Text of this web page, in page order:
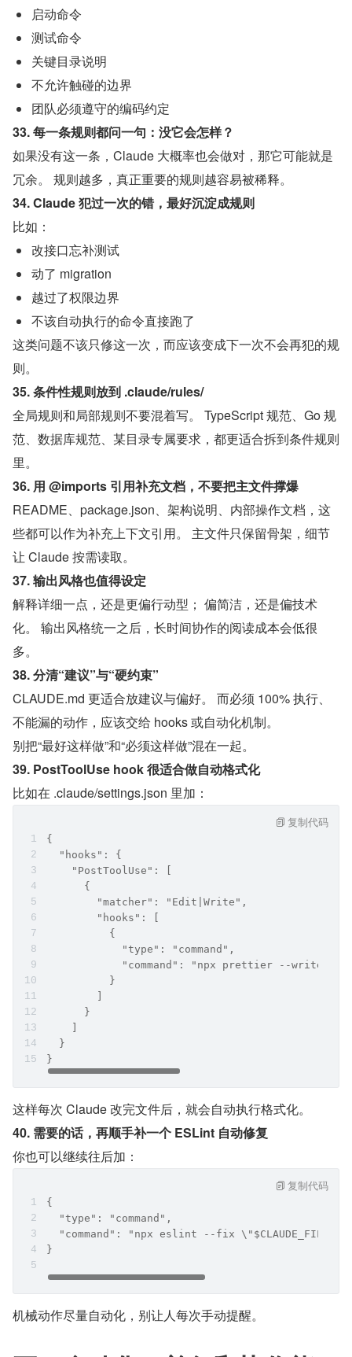
启动命令
测试命令
关键目录说明
不允许触碰的边界
团队必须遵守的编码约定
33. 每一条规则都问一句：没它会怎样？
如果没有这一条，Claude 大概率也会做对，那它可能就是
冗余。 规则越多，真正重要的规则越容易被稀释。
34. Claude 犯过一次的错，最好沉淀成规则
比如：
改接口忘补测试
动了 migration
越过了权限边界
不该自动执行的命令直接跑了
这类问题不该只修这一次，而应该变成下一次不会再犯的规
则。
35. 条件性规则放到 .claude/rules/
全局规则和局部规则不要混着写。 TypeScript 规范、Go 规
范、数据库规范、某目录专属要求，都更适合拆到条件规则
里。
36. 用 @imports 引用补充文档，不要把主文件撑爆
README、package.json、架构说明、内部操作文档，这
些都可以作为补充上下文引用。 主文件只保留骨架，细节
让 Claude 按需读取。
37. 输出风格也值得设定
解释详细一点，还是更偏行动型； 偏简洁，还是偏技术
化。 输出风格统一之后，长时间协作的阅读成本会低很
多。
38. 分清“建议”与“硬约束”
CLAUDE.md 更适合放建议与偏好。 而必须 100% 执行、
不能漏的动作，应该交给 hooks 或自动化机制。
别把“最好这样做”和“必须这样做”混在一起。
39. PostToolUse hook 很适合做自动格式化
比如在 .claude/settings.json 里加：
{
  "hooks": {
    "PostToolUse": [
      {
        "matcher": "Edit|Write",
        "hooks": [
          {
            "type": "command",
"command": "npx prettier --write
          }
      }
  }
}
复制代码
这样每次 Claude 改完文件后，就会自动执行格式化。
40. 需要的话，再顺手补一个 ESLint 自动修复
你也可以继续往后加：
{
  "type": "command",
"command": "npx eslint --fix
}
复制代码
机械动作尽量自动化，别让人每次手动提醒。